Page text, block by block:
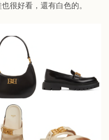
很好看，還有白色的。